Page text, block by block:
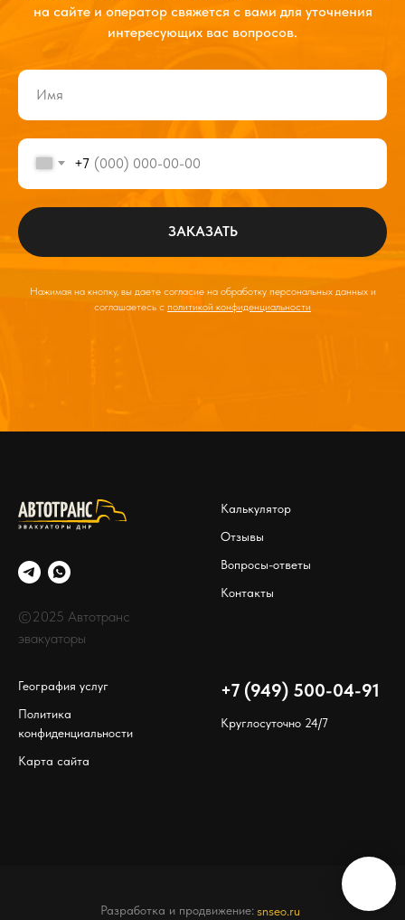
на сайте и оператор свяжется с вами для уточнения
интересующих вас вопросов.
+7
ЗАКАЗАТЬ
Нажимая на кнопку, вы даете согласие на обработку персональных данных и
соглашаетесь c политикой конфиденциальности
©2025 Автотранс
эвакуаторы
Калькулятор
Отзывы
Вопросы-ответы
Контакты
География услуг
Политика
конфиденциальности
Карта сайта
+7 (949) 500-04-91
Круглосуточно 24/7
Разработка и продвижение:snseo.ru